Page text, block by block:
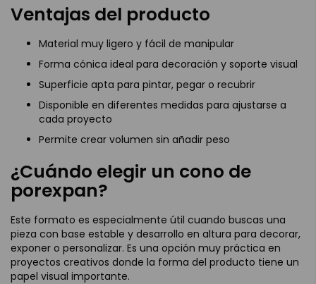
Ventajas del producto
Material muy ligero y fácil de manipular
Forma cónica ideal para decoración y soporte visual
Superficie apta para pintar, pegar o recubrir
Disponible en diferentes medidas para ajustarse a
cada proyecto
Permite crear volumen sin añadir peso
¿Cuándo elegir un cono de
porexpan?
Este formato es especialmente útil cuando buscas una
pieza con base estable y desarrollo en altura para decorar,
exponer o personalizar. Es una opción muy práctica en
proyectos creativos donde la forma del producto tiene un
papel visual importante.